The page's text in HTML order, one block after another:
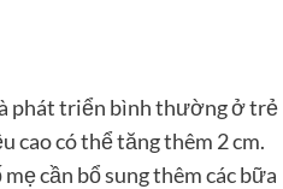
phát triển bình thường ở trẻ
cao có thể tăng thêm 2 cm.
cần bổ sung thêm các bữa